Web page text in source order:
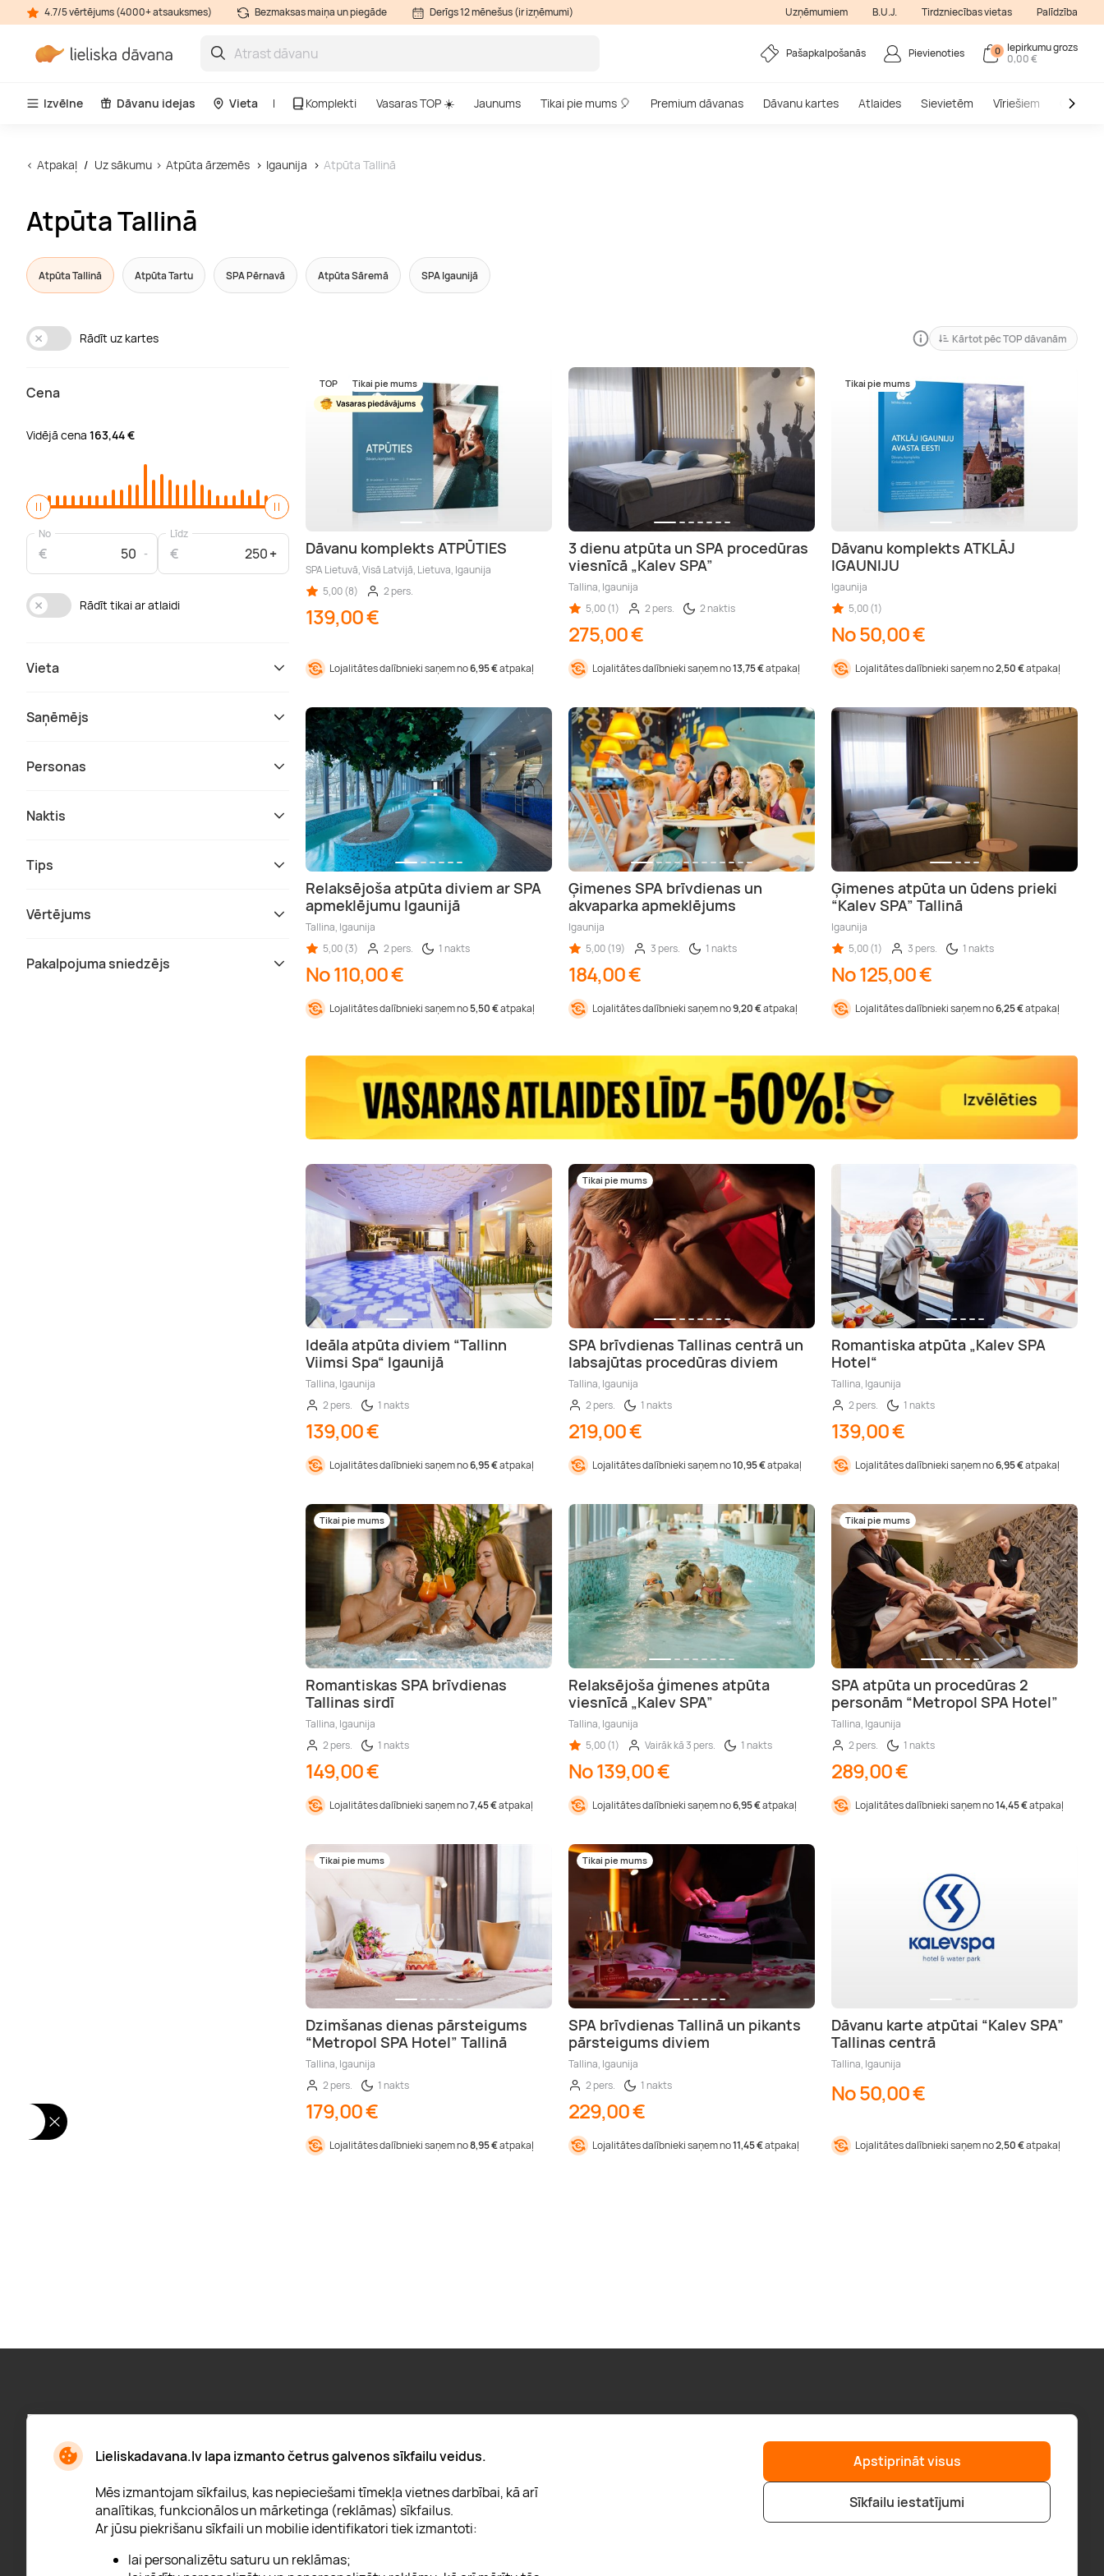
Lieliskadavana.lv lapa izmanto četrus galvenos sīkfailu veidus.
Mēs izmantojam sīkfailus, kas nepieciešami tīmekļa vietnes darbībai, kā arī
analītikas, funkcionālos un mārketinga (reklāmas) sīkfailus.
Ar jūsu piekrišanu sīkfaili un mobilie identifikatori tiek izmantoti:
lai personalizētu saturu un reklāmas;
Apstiprināt visus
Sīkfailu iestatījumi
4.7/5 vērtējums (4000+ atsauksmes) Bezmaksas maiņa un piegāde Derīgs 12 mēnešus (ir izņēmumi) Uzņēmumiem B.U.J. Tirdzniecības vietas Palīdzība
Pašapkalpošanās Pievienoties 0
Iepirkumu grozs
0,00 €
Izvēlne Dāvanu idejas Vieta Komplekti Vasaras TOP ☀️ Jaunums Tikai pie mums 🎈 Premium dāvanas Dāvanu kartes Atlaides Sievietēm Vīriešiem Outlet
Atpakaļ Uz sākumu Atpūta ārzemēs Igaunija Atpūta Tallinā
Atpūta Tallinā
Atpūta Tallinā Atpūta Tartu SPA Pērnavā Atpūta Sāremā SPA Igaunijā
Rādīt uz kartes Kārtot pēc TOP dāvanām
Cena
Vidējā cena 163,44 €
No
€
Līdz
€
Rādīt tikai ar atlaidi
Vieta
Saņēmējs
Personas
Naktis
Tips
Vērtējums
Pakalpojuma sniedzējs
TOP Tikai pie mums
Dāvanu komplekts ATPŪTIES
SPA Lietuvā, Visā Latvijā, Lietuva, Igaunija
5,00 (8)
2 pers.
139,00 €
Lojalitātes dalībnieki saņem no6,95 €atpakaļ
3 dienu atpūta un SPA procedūras
viesnīcā „Kalev SPA”
Tallina, Igaunija
5,00 (1)
2 pers. 2 naktis
275,00 €
Lojalitātes dalībnieki saņem no13,75 €atpakaļ
Tikai pie mums
Dāvanu komplekts ATKLĀJ
IGAUNIJU
Igaunija
5,00 (1)
No 50,00 €
Lojalitātes dalībnieki saņem no2,50 €atpakaļ
Relaksējoša atpūta diviem ar SPA
apmeklējumu Igaunijā
Tallina, Igaunija
5,00 (3)
2 pers. 1 nakts
No 110,00 €
Lojalitātes dalībnieki saņem no5,50 €atpakaļ
Ģimenes SPA brīvdienas un
akvaparka apmeklējums
Igaunija
5,00 (19)
3 pers. 1 nakts
184,00 €
Lojalitātes dalībnieki saņem no9,20 €atpakaļ
Ģimenes atpūta un ūdens prieki
“Kalev SPA” Tallinā
Igaunija
5,00 (1)
3 pers. 1 nakts
No 125,00 €
Lojalitātes dalībnieki saņem no6,25 €atpakaļ
Ideāla atpūta diviem “Tallinn
Viimsi Spa“ Igaunijā
Tallina, Igaunija
2 pers.
1 nakts
139,00 €
Lojalitātes dalībnieki saņem no6,95 €atpakaļ
Tikai pie mums
SPA brīvdienas Tallinas centrā un
labsajūtas procedūras diviem
Tallina, Igaunija
2 pers.
1 nakts
219,00 €
Lojalitātes dalībnieki saņem no10,95 €atpakaļ
Romantiska atpūta „Kalev SPA
Hotel“
Tallina, Igaunija
2 pers.
1 nakts
139,00 €
Lojalitātes dalībnieki saņem no6,95 €atpakaļ
Tikai pie mums
Romantiskas SPA brīvdienas
Tallinas sirdī
Tallina, Igaunija
2 pers.
1 nakts
149,00 €
Lojalitātes dalībnieki saņem no7,45 €atpakaļ
Relaksējoša ģimenes atpūta
viesnīcā „Kalev SPA”
Tallina, Igaunija
5,00 (1)
Vairāk kā 3 pers. 1 nakts
No 139,00 €
Lojalitātes dalībnieki saņem no6,95 €atpakaļ
Tikai pie mums
SPA atpūta un procedūras 2
personām “Metropol SPA Hotel”
Tallina, Igaunija
2 pers.
1 nakts
289,00 €
Lojalitātes dalībnieki saņem no14,45 €atpakaļ
Tikai pie mums
Dzimšanas dienas pārsteigums
“Metropol SPA Hotel” Tallinā
Tallina, Igaunija
2 pers.
1 nakts
179,00 €
Lojalitātes dalībnieki saņem no8,95 €atpakaļ
Tikai pie mums
SPA brīvdienas Tallinā un pikants
pārsteigums diviem
Tallina, Igaunija
2 pers.
1 nakts
229,00 €
Lojalitātes dalībnieki saņem no11,45 €atpakaļ
Dāvanu karte atpūtai “Kalev SPA”
Tallinas centrā
Tallina, Igaunija
No 50,00 €
Lojalitātes dalībnieki saņem no2,50 €atpakaļ
Pieraksties jaunumiem:
Jaunumi, atlaižu paziņojumi un daudz kas cits
* Esmu iepazinies/usies arprivātuma politiku
Par "Lieliska dāvana" Palīdzība
Piegāde
Pirkt veikalā
“GERA DOVANA” GRUPA
geradovana.lt
bookitnow.lt